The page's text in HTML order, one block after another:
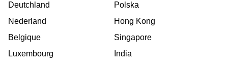
Deutchland
Nederland
Belgique
Luxembourg
Polska
Hong Kong
Singapore
India